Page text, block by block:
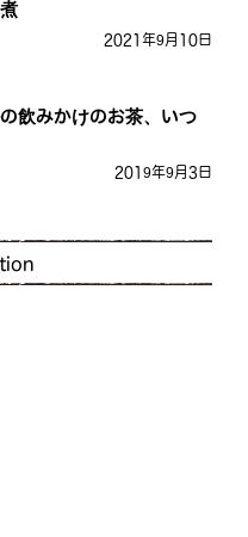
2021年9月10日
飲みかけのお茶、いつ
2019年9月3日